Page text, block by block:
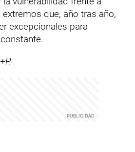
que, año tras año,
excepcionales para